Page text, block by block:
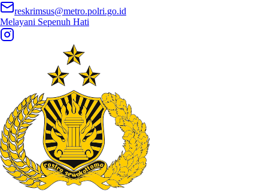
reskrimsus@metro.polri.go.id
Melayani Sepenuh Hati